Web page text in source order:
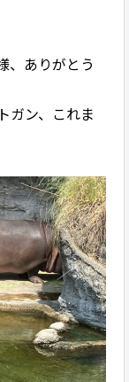
、ありがとう
ガン、これま